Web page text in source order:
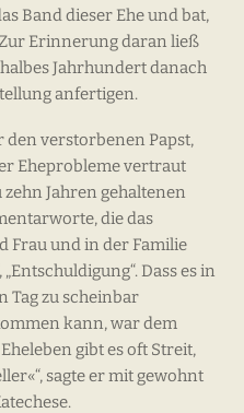
Band dieser Ehe und bat,
Erinnerung daran ließ
Jahrhundert danach
anfertigen.
den verstorbenen Papst,
Eheprobleme vertraut
Jahren gehaltenen
die das
Frau und in der Familie
Dass es in
Tag zu scheinbar
kann, war dem
gibt es oft Streit,
sagte er mit gewohnt